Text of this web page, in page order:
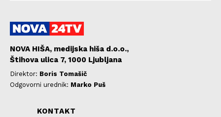
NOVA HIŠA, medijska hiša d.o.o.,
Štihova ulica 7, 1000 Ljubljana
Direktor: Boris Tomašič
Odgovorni urednik: Marko Puš
KONTAKT